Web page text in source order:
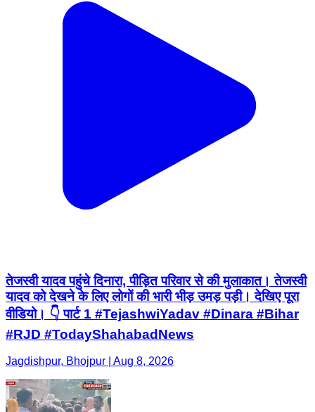
तेजस्वी यादव पहुंचे दिनारा, पीड़ित परिवार से की मुलाकात। तेजस्वी
यादव को देखने के लिए लोगों की भारी भीड़ उमड़ पड़ी। देखिए पूरा
वीडियो। 👇 पार्ट 1 #TejashwiYadav #Dinara #Bihar
#RJD #TodayShahabadNews
Jagdishpur, Bhojpur | Aug 8, 2026